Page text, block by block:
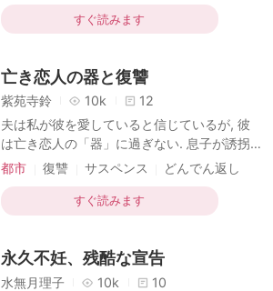
幼馴染の元へ
ない」と蔑み続けた実の娘, 私であることに.
母は私の指から, かつて私が誕生日に贈った
な安っぽい指輪... 被害者は貧しい生活をして
いたのでしょうね」 彼らは私の体を解剖しな
の話題で盛り上がっていた. 「萌は私たちの
誇りだ. この死体のようなゴミとは違う」 魂
となった私は, その光景を絶望の中で見つめ
ていた.
いじめ
ジャンル-ミステリー
すぐ読みます
亡き恋人の器と復讐
紫苑寺鈴 10k
12
夫は私が彼を愛していると信じているが, 彼
は亡き恋人の「器」に過ぎない. 息子が誘拐
された時, 彼は電話の向こうで冷酷に笑った.
貧しいヴァイオリニストだった彼を, 私は財
力で「天才」に仕立て上げた. 彼はそれを自
を裏切っていた. だが, 彼が亡き恋人の形見で
ある「青いダイヤ」を売りに出した瞬間, 五
都市 復讐 サスペンス
どんでん返し
女王様の逆襲
犯罪者
すぐ読みます
永久不妊、残酷な宣告
水無月理子 10k
10